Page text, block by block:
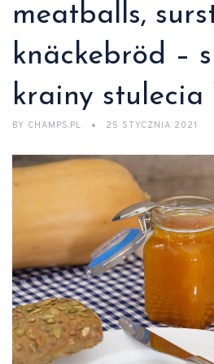
meatballs,
knäckebröd –
krainy stulecia
BY CHAMPS.PL 25 STYCZNIA 2021